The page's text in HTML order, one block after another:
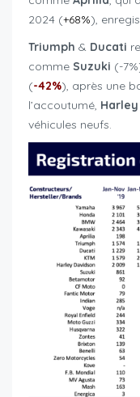
2024 (+68%),
Triumph & Ducati
comme Suzuki (-
(-42%), après une
l’accoutumé, Harley
véhicules neufs.